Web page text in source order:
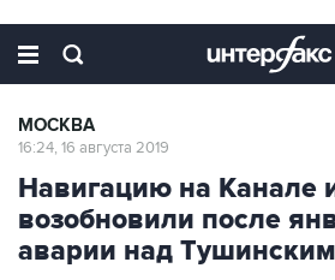
МОСКВА
16:24, 16 августа 2019
Навигацию на Канале
возобновили после
аварии над